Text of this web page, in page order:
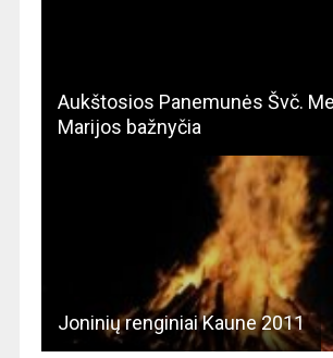
Aukštosios Panemunės Švč.
Marijos bažnyčia
Joninių renginiai Kaune 2011